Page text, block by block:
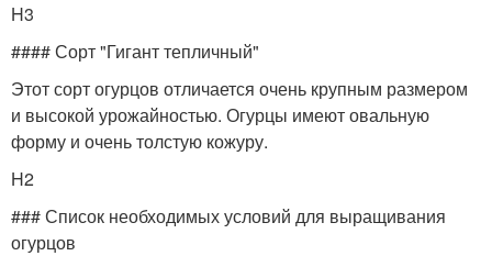
H3
#### Сорт "Гигант тепличный"
Этот сорт огурцов отличается очень крупным размером
и высокой урожайностью. Огурцы имеют овальную
форму и очень толстую кожуру.
H2
### Список необходимых условий для выращивания
огурцов